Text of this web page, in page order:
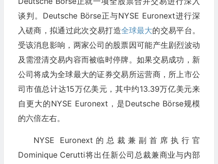
谈判。Deutsche Börse正与NYSE Euronext进行深
入磋商，拟通过此次交易打造全球最大的交易平台。
受该消息影响，两家公司的股票因可能产生剧烈波动
及需澄清交易内容而被临时停牌。如果交易成功，新
公司将成为全球最大的证券交易所运营商，所上市公
司市值总计达15万亿美元，其中约13.39万亿美元来
自更大的NYSE Euronext，是Deutsche Börse规模
的六倍左右。
NYSE Euronext的总裁兼副首席执行官
Dominique Cerutti将出任新公司总裁兼商业与内部